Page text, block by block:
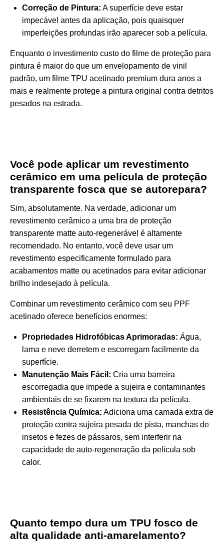
Correção de Pintura: A superfície deve estar
impecável antes da aplicação, pois quaisquer
imperfeições profundas irão aparecer sob a película.
Enquanto o investimento custo do filme de proteção para
pintura é maior do que um envelopamento de vinil
padrão, um filme TPU acetinado premium dura anos a
mais e realmente protege a pintura original contra detritos
pesados na estrada.
Você pode aplicar um revestimento
cerâmico em uma película de proteção
transparente fosca que se autorepara?
Sim, absolutamente. Na verdade, adicionar um
revestimento cerâmico a uma bra de proteção
transparente matte auto-regenerável é altamente
recomendado. No entanto, você deve usar um
revestimento especificamente formulado para
acabamentos matte ou acetinados para evitar adicionar
brilho indesejado à película.
Combinar um revestimento cerâmico com seu PPF
acetinado oferece benefícios enormes:
Propriedades Hidrofóbicas Aprimoradas: Água,
lama e neve derretem e escorregam facilmente da
superfície.
Manutenção Mais Fácil: Cria uma barreira
escorregadia que impede a sujeira e contaminantes
ambientais de se fixarem na textura da película.
Resistência Química: Adiciona uma camada extra de
proteção contra sujeira pesada de pista, manchas de
insetos e fezes de pássaros, sem interferir na
capacidade de auto-regeneração da película sob
calor.
Quanto tempo dura um TPU fosco de
alta qualidade anti-amarelamento?